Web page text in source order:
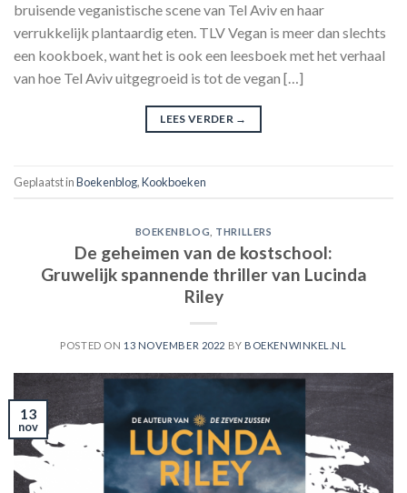
bruisende veganistische scene van Tel Aviv en haar
verrukkelijk plantaardig eten. TLV Vegan is meer dan slechts
een kookboek, want het is ook een leesboek met het verhaal
van hoe Tel Aviv uitgegroeid is tot de vegan […]
LEES VERDER →
Geplaatst inBoekenblog,Kookboeken
BOEKENBLOG THRILLERS
De geheimen van de kostschool:
Gruwelijk spannende thriller van Lucinda
Riley
POSTED ON 13 NOVEMBER 2022 BY BOEKENWINKEL.NL
13
nov